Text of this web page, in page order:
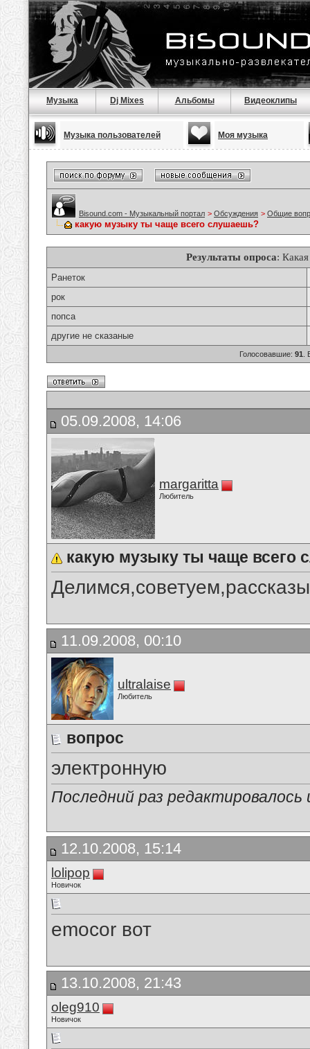
Музыка Dj Mixes Альбомы Видеоклипы
Музыка пользователей Моя музыка
Bisound.com - Музыкальный портал > Обсуждения > Общие
какую музыку ты чаще всего слушаешь?
Результаты опроса:
Ранеток
рок
попса
другие не сказаные
Голосовавшие: 91 .
05.09.2008, 14:06
margaritta
Любитель
какую музыку ты чаще всего
11.09.2008, 00:10
ultralaise
Любитель
вопрос
электронную
Последний раз редактировалось
12.10.2008, 15:14
lolipop
Новичок
emocor вот
13.10.2008, 21:43
oleg910
Новичок